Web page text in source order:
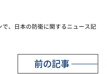
、日本の防衛に関するニュース記
前の記事